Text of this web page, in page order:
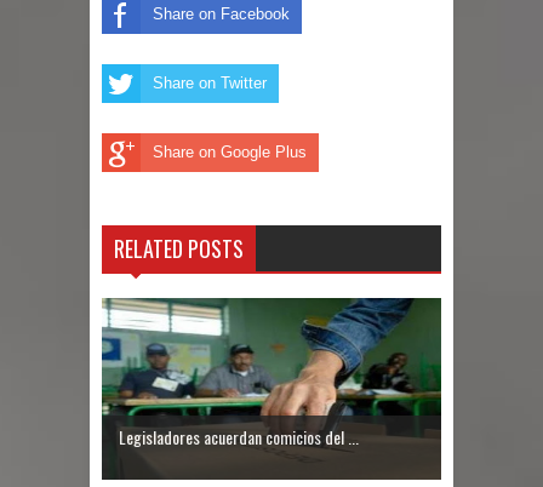
Share on Facebook
Share on Twitter
Share on Google Plus
RELATED POSTS
Legisladores acuerdan comicios del ...